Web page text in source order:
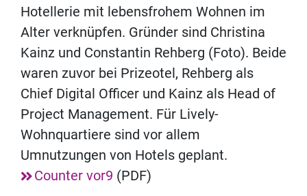
Hotellerie mit lebensfrohem Wohnen im
Alter verknüpfen. Gründer sind Christina
Kainz und Constantin Rehberg (Foto). Beide
waren zuvor bei Prizeotel, Rehberg als
Chief Digital Officer und Kainz als Head of
Project Management. Für Lively-
Wohnquartiere sind vor allem
Umnutzungen von Hotels geplant.
Counter vor9 (PDF)